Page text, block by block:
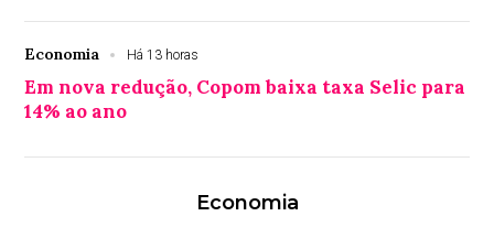
Economia Há 13 horas
Em nova redução, Copom baixa taxa Selic para
14% ao ano
Economia